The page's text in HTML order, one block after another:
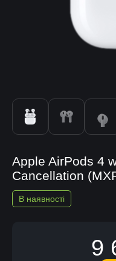
Apple AirPods 4
Cancellation
В наявності
9